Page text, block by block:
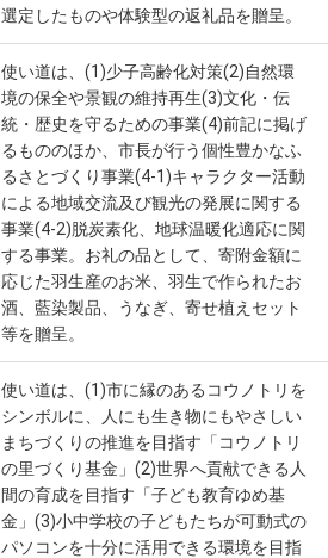
選定したものや体験型の返礼品を贈呈。
使い道は、(1)少子高齢化対策(2)自然環
境の保全や景観の維持再生(3)文化・伝
統・歴史を守るための事業(4)前記に掲げ
るもののほか、市長が行う個性豊かなふ
るさとづくり事業(4-1)キャラクター活動
による地域交流及び観光の発展に関する
事業(4-2)脱炭素化、地球温暖化適応に関
する事業。お礼の品として、寄附金額に
応じた羽生産のお米、羽生で作られたお
酒、藍染製品、うなぎ、寄せ植えセット
等を贈呈。
使い道は、(1)市に縁のあるコウノトリを
シンボルに、人にも生き物にもやさしい
まちづくりの推進を目指す「コウノトリ
の里づくり基金」(2)世界へ貢献できる人
間の育成を目指す「子ども教育ゆめ基
金」(3)小中学校の子どもたちが可動式の
パソコンを十分に活用できる環境を目指